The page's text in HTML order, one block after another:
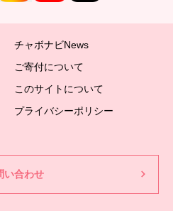
チャボナビNews
ご寄付について
このサイトについて
プライバシーポリシー
い合わせ